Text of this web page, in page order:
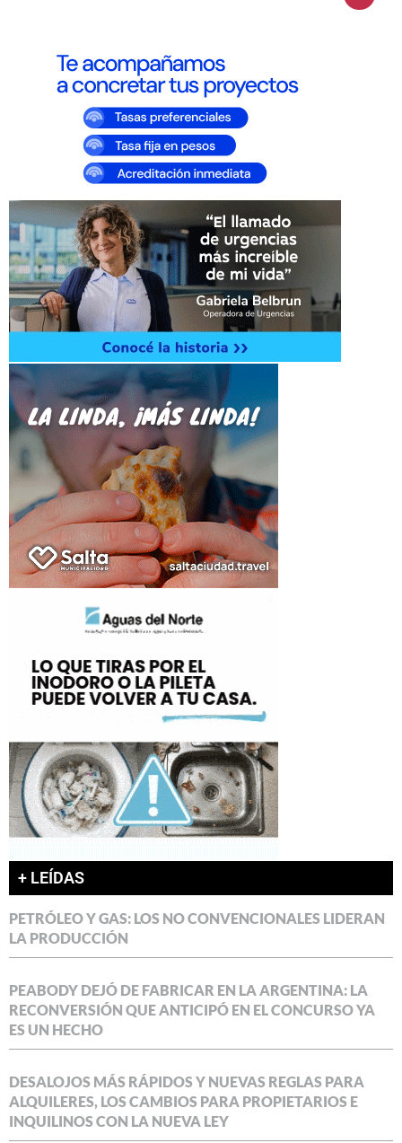
+ LEÍDAS
PETRÓLEO Y GAS: LOS NO CONVENCIONALES LIDERAN
LA PRODUCCIÓN
PEABODY DEJÓ DE FABRICAR EN LA ARGENTINA: LA
RECONVERSIÓN QUE ANTICIPÓ EN EL CONCURSO YA
ES UN HECHO
DESALOJOS MÁS RÁPIDOS Y NUEVAS REGLAS PARA
ALQUILERES, LOS CAMBIOS PARA PROPIETARIOS E
INQUILINOS CON LA NUEVA LEY